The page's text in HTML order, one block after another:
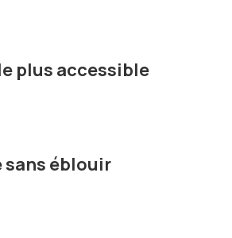
plus accessible
sans éblouir